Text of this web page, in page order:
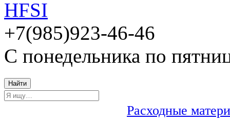
+7(985)923-46-46
С понедельника по
Найти
Расходные